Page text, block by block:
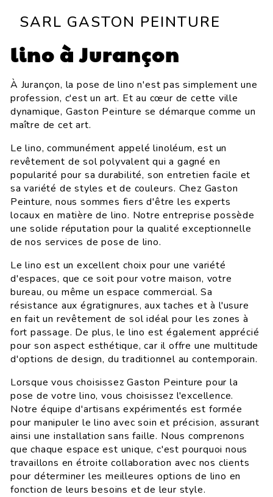
SARL GASTON PEINTURE
lino à Jurançon
À Jurançon, la pose de lino n'est pas simplement une
profession, c'est un art. Et au cœur de cette ville
dynamique, Gaston Peinture se démarque comme un
maître de cet art.
Le lino, communément appelé linoléum, est un
revêtement de sol polyvalent qui a gagné en
popularité pour sa durabilité, son entretien facile et
sa variété de styles et de couleurs. Chez Gaston
Peinture, nous sommes fiers d'être les experts
locaux en matière de lino. Notre entreprise possède
une solide réputation pour la qualité exceptionnelle
de nos services de pose de lino.
Le lino est un excellent choix pour une variété
d'espaces, que ce soit pour votre maison, votre
bureau, ou même un espace commercial. Sa
résistance aux égratignures, aux taches et à l'usure
en fait un revêtement de sol idéal pour les zones à
fort passage. De plus, le lino est également apprécié
pour son aspect esthétique, car il offre une multitude
d'options de design, du traditionnel au contemporain.
Lorsque vous choisissez Gaston Peinture pour la
pose de votre lino, vous choisissez l'excellence.
Notre équipe d'artisans expérimentés est formée
pour manipuler le lino avec soin et précision, assurant
ainsi une installation sans faille. Nous comprenons
que chaque espace est unique, c'est pourquoi nous
travaillons en étroite collaboration avec nos clients
pour déterminer les meilleures options de lino en
fonction de leurs besoins et de leur style.